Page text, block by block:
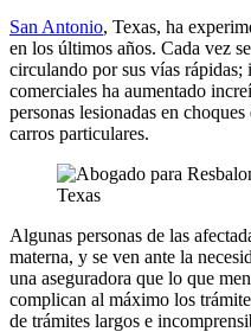
San Antonio, Texas, ha
en los últimos años. Cada vez
circulando por sus vías
comerciales ha aumentado
personas lesionadas en
carros particulares.
Algunas personas de las
materna, y se ven ante la
una aseguradora que lo que
complican al máximo los
de trámites largos e